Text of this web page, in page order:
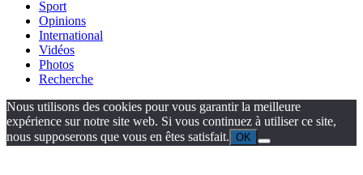
Sport
Opinions
International
Vidéos
Photos
Recherche
Nous utilisons des cookies pour vous garantir la meilleure
expérience sur notre site web. Si vous continuez à utiliser ce site,
nous supposerons que vous en êtes satisfait. OK